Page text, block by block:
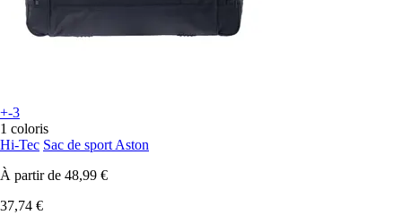
+-3
1 coloris
Hi-Tec Sac de sport Aston
À partir de 48,99 €
37,74 €